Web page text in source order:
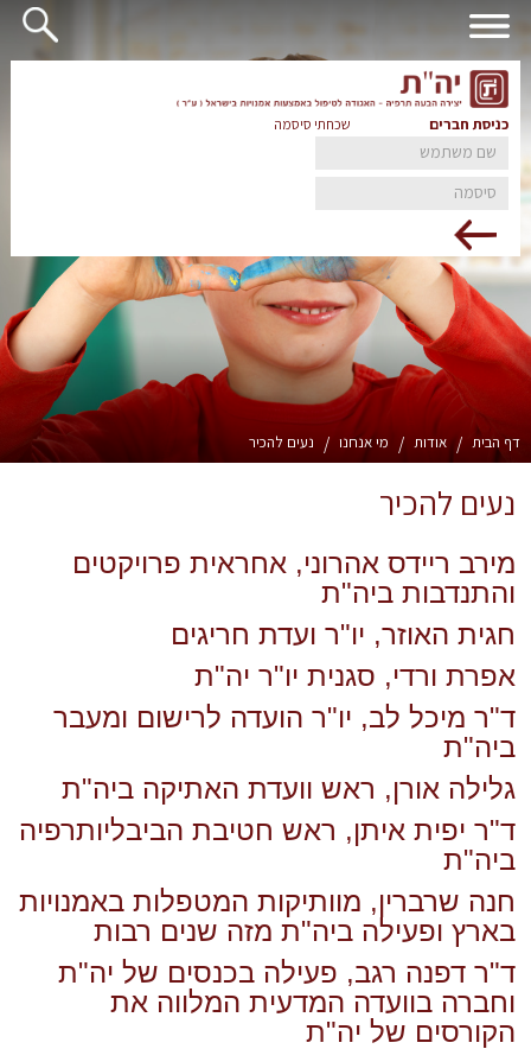
כניסת חברים שכחתי סיסמה
דף הבית / אודות / מי אנחנו / נעים להכיר
נעים להכיר
מירב ריידס אהרוני, אחראית פרויקטים
והתנדבות ביה"ת
חגית האוזר, יו"ר ועדת חריגים
אפרת ורדי, סגנית יו"ר יה"ת
ד"ר מיכל לב, יו"ר הועדה לרישום ומעבר
ביה"ת
גלילה אורן, ראש וועדת האתיקה ביה"ת
ד"ר יפית איתן, ראש חטיבת הביבליותרפיה
ביה"ת
חנה שרברין, מוותיקות המטפלות באמנויות
בארץ ופעילה ביה"ת מזה שנים רבות
ד"ר דפנה רגב, פעילה בכנסים של יה"ת
וחברה בוועדה המדעית המלווה את
הקורסים של יה"ת